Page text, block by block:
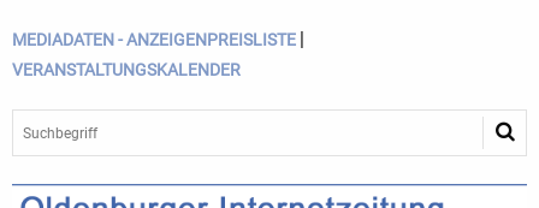
MEDIADATEN - ANZEIGENPREISLISTE |
VERANSTALTUNGSKALENDER